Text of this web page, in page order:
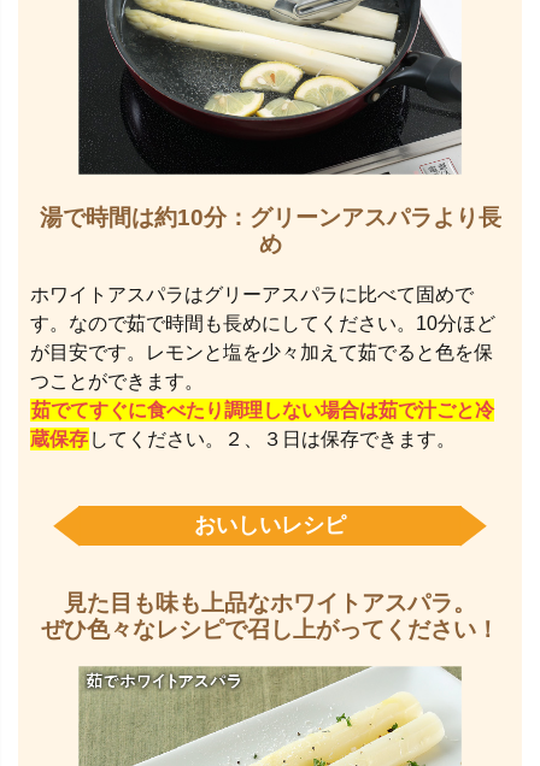
湯で時間は約10分：グリーンアスパラより長
め
ホワイトアスパラはグリーアスパラに比べて固めで
す。なので茹で時間も長めにしてください。10分ほど
が目安です。レモンと塩を少々加えて茹でると色を保
つことができます。
茹でてすぐに食べたり調理しない場合は茹で汁ごと冷
蔵保存 してください。２、３日は保存できます。
おいしいレシピ
見た目も味も上品なホワイトアスパラ。
ぜひ色々なレシピで召し上がってください！